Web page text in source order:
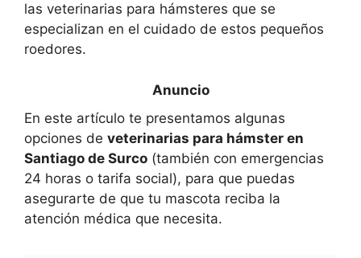
las veterinarias para hámsteres que se
especializan en el cuidado de estos pequeños
roedores.
En este artículo te presentamos algunas
opciones de veterinarias para hámster en
Santiago de Surco (también con emergencias
24 horas o tarifa social), para que puedas
asegurarte de que tu mascota reciba la
atención médica que necesita.